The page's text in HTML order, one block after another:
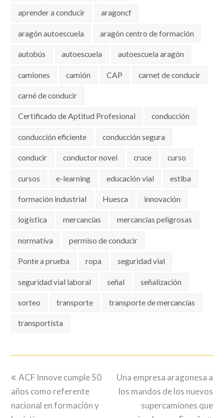
aprender a conducir aragoncf
aragón autoescuela aragón centro de formación
autobús autoescuela autoescuela aragón
camiones camión CAP carnet de conducir
carné de conducir
Certificado de Aptitud Profesional conducción
conducción eficiente conducción segura
conducir conductor novel cruce curso
cursos e-learning educación vial estiba
formación industrial Huesca innovación
logística mercancías mercancías peligrosas
normativa permiso de conducir
Ponte a prueba ropa seguridad vial
seguridad vial laboral señal señalización
sorteo transporte transporte de mercancías
transportista
previous
post:
ACF Innove cumple 50
años como referente
nacional en formación y
next
post:
Una empresa aragonesa a
los mandos de los nuevos
supercamiones que